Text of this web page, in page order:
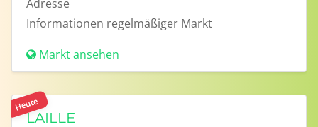
Adresse
Informationen regelmäßiger Markt
Markt ansehen
Heute
LAILLE